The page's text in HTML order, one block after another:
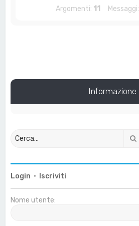
Argomenti: 11 Messaggi:
Informazione
Login • Iscriviti
Nome utente: